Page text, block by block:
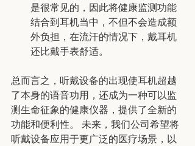
是很常见的，因此将健康监测功能
结合到耳机当中，不但不会造成额
外负担，在流汗的情况下，戴耳机
还比戴手表舒适。
总而言之，听戴设备的出现使耳机超越
了本身的语音功用，还成为一种可以监
测生命征象的健康仪器，提供了全新的
功能和便利性。 未来，我们公司希望将
听戴设备应用于更广泛的医疗场景，以